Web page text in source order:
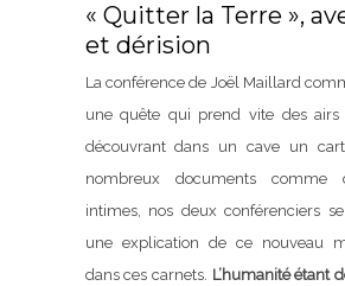
« Quitter la Terre »,
et dérision
La conférence de Joël Maillard
une quête qui prend vite des airs
découvrant dans un cave un
nombreux documents comme
intimes, nos deux conférenciers
une explication de ce nouveau
dans ces carnets. L’humanité étant